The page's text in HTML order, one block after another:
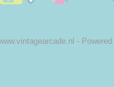
- Powered